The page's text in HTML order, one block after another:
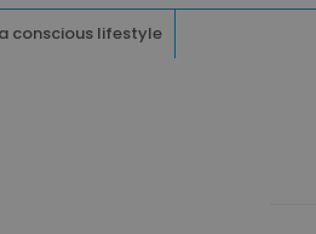
conscious lifestyle